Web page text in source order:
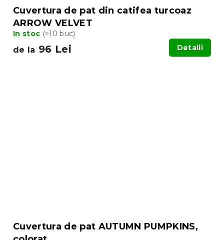
Cuvertura de pat din catifea turcoaz
ARROW VELVET
In stoc (>10 buc)
de la 96 Lei Detalii
Cuvertura de pat AUTUMN PUMPKINS,